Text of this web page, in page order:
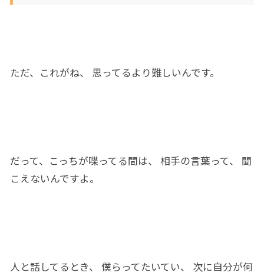
ただ、これがね、 思ってるより難しいんです。
だって、こっちが喋ってる間は、 相手の言葉って、 聞
こえないんですよ。
人と話してる とき、 僕らってたいてい、 次に自分が何